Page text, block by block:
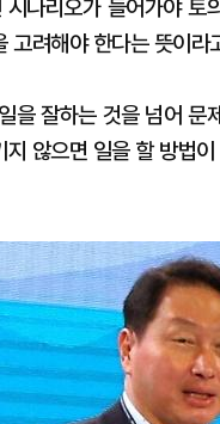
나리오가 들어가야
고려해야 한다는 뜻이라
을 잘하는 것을 넘어
않으면 일을 할 방법